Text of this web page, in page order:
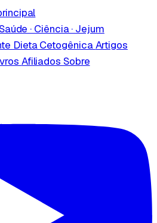
· Ciência · Jejum
Dieta CetogênicaArtigos
Afiliados Sobre